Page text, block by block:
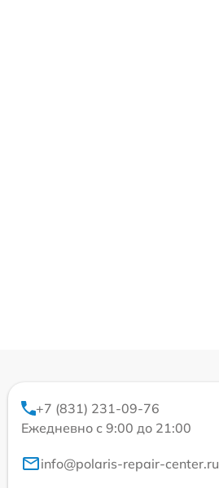
+7 (831) 231-09-76
Ежедневно с 9:00 до 21:00
info@polaris-repair-center.ru